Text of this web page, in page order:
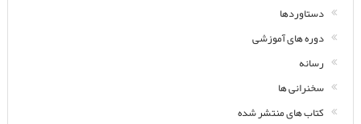
دستاوردها
دوره های آموزشی
رسانه
سخنرانی ها
کتاب های منتشر شده